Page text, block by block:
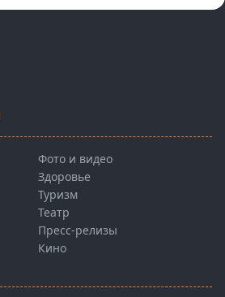
Фото и видео
Здоровье
Туризм
Театр
Пресс-релизы
Кино